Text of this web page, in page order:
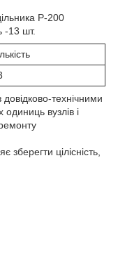
Р-200
-13 шт.
довідково-технічними
одиниць вузлів і
цілісність,